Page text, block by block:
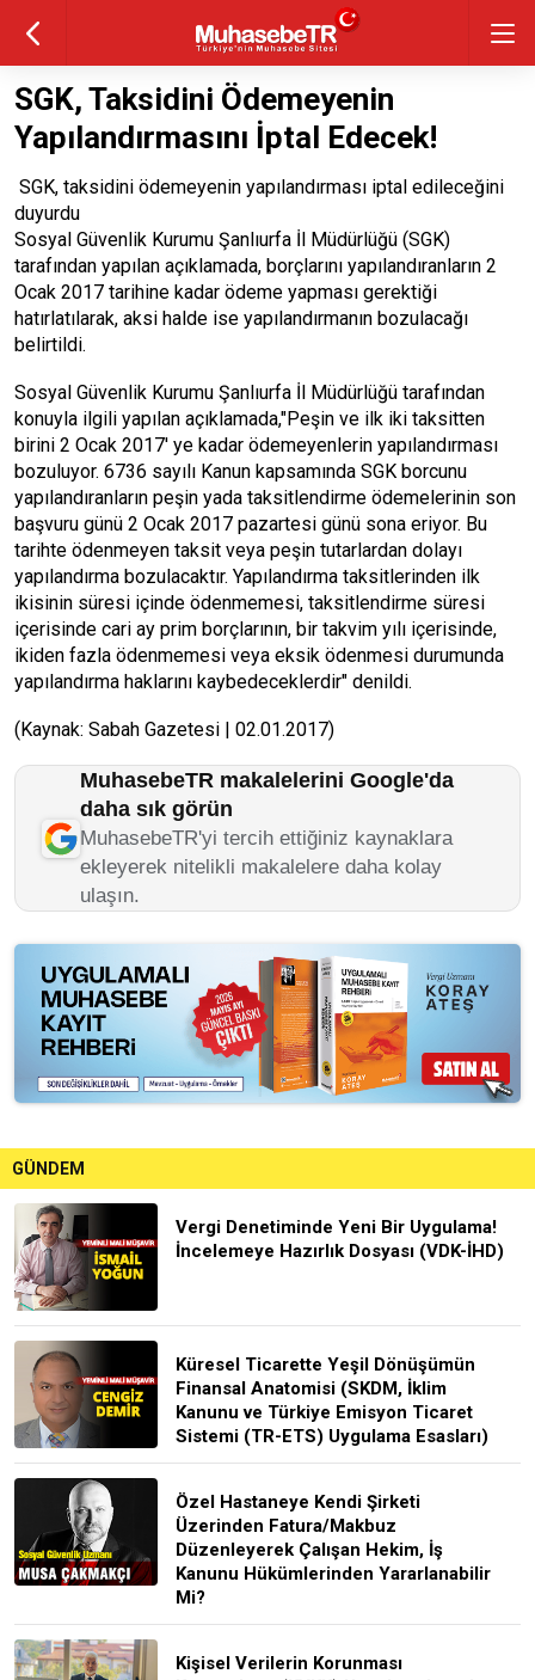
SGK, Taksidini Ödemeyenin
Yapılandırmasını İptal Edecek!
SGK, taksidini ödemeyenin yapılandırması iptal edileceğini
duyurdu
Sosyal Güvenlik Kurumu Şanlıurfa İl Müdürlüğü (SGK)
tarafından yapılan açıklamada, borçlarını yapılandıranların 2
Ocak 2017 tarihine kadar ödeme yapması gerektiği
hatırlatılarak, aksi halde ise yapılandırmanın bozulacağı
belirtildi.
Sosyal Güvenlik Kurumu Şanlıurfa İl Müdürlüğü tarafından
konuyla ilgili yapılan açıklamada,"Peşin ve ilk iki taksitten
birini 2 Ocak 2017' ye kadar ödemeyenlerin yapılandırması
bozuluyor. 6736 sayılı Kanun kapsamında SGK borcunu
yapılandıranların peşin yada taksitlendirme ödemelerinin son
başvuru günü 2 Ocak 2017 pazartesi günü sona eriyor. Bu
tarihte ödenmeyen taksit veya peşin tutarlardan dolayı
yapılandırma bozulacaktır. Yapılandırma taksitlerinden ilk
ikisinin süresi içinde ödenmemesi, taksitlendirme süresi
içerisinde cari ay prim borçlarının, bir takvim yılı içerisinde,
ikiden fazla ödenmemesi veya eksik ödenmesi durumunda
yapılandırma haklarını kaybedeceklerdir" denildi.
(Kaynak: Sabah Gazetesi | 02.01.2017)
MuhasebeTR makalelerini Google'da
daha sık görün
MuhasebeTR'yi tercih ettiğiniz kaynaklara
ekleyerek nitelikli makalelere daha kolay
ulaşın.
GÜNDEM
Vergi Denetiminde Yeni Bir Uygulama!
İncelemeye Hazırlık Dosyası (VDK-İHD)
Küresel Ticarette Yeşil Dönüşümün
Finansal Anatomisi (SKDM, İklim
Kanunu ve Türkiye Emisyon Ticaret
Sistemi (TR-ETS) Uygulama Esasları)
Özel Hastaneye Kendi Şirketi
Üzerinden Fatura/Makbuz
Düzenleyerek Çalışan Hekim, İş
Kanunu Hükümlerinden Yararlanabilir
Mi?
Kişisel Verilerin Korunması